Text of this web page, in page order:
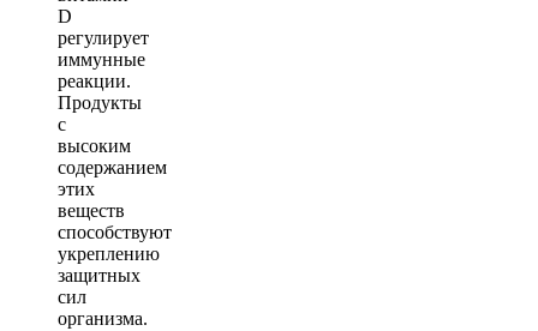
D
регулирует
иммунные
реакции.
Продукты
с
высоким
содержанием
этих
веществ
способствуют
укреплению
защитных
сил
организма.